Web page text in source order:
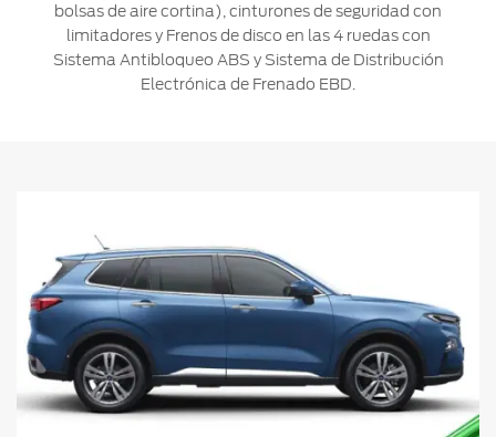
bolsas de aire cortina), cinturones de seguridad con
limitadores y Frenos de disco en las 4 ruedas con
Sistema Antibloqueo ABS y Sistema de Distribución
Electrónica de Frenado EBD.